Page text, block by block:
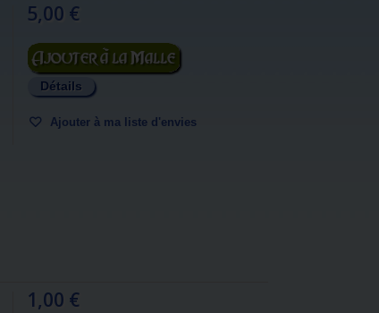
5,00 €
Ajouter au panier
Détails
Ajouter à ma liste d'envies
1,00 €